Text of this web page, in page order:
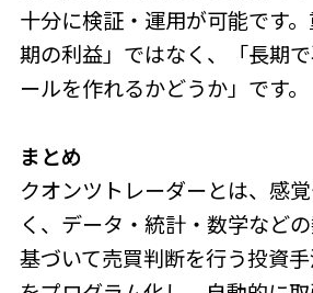
十分に検証・運用が可能です
期の利益」ではなく、「長期
ールを作れるかどうか」です。
まとめ
クオンツトレーダーとは、感
く、データ・統計・数学など
基づいて売買判断を行う投資